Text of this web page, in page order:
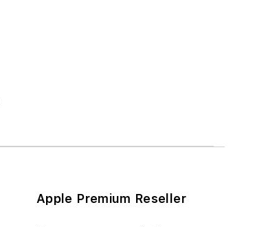
Apple Premium Reseller